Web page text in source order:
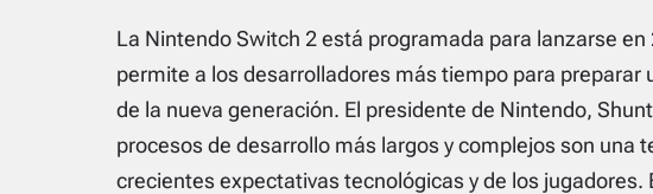
La Nintendo Switch 2 está programada para lanzarse
permite a los desarrolladores más tiempo para preparar
de la nueva generación. El presidente de Nintendo,
procesos de desarrollo más largos y complejos son una
crecientes expectativas tecnológicas y de los